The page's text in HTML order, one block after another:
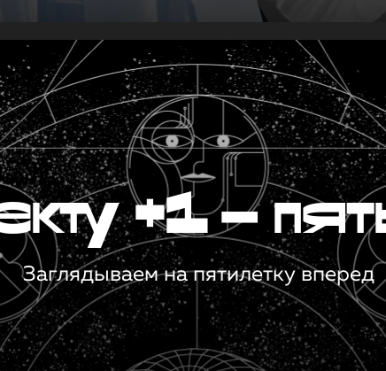
+1 —
Заглядываем на пятилетку вперед